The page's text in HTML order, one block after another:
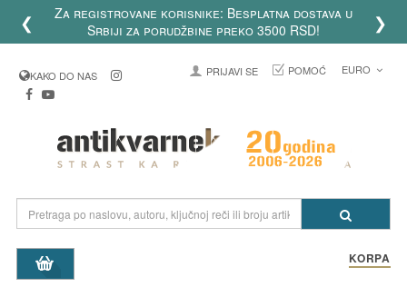
❮
Za registrovane korisnike: Besplatna dostava u
Srbiji za porudžbine preko 3500 RSD!
❯
KAKO DO NAS PRIJAVI SE POMOĆ EURO
KORPA